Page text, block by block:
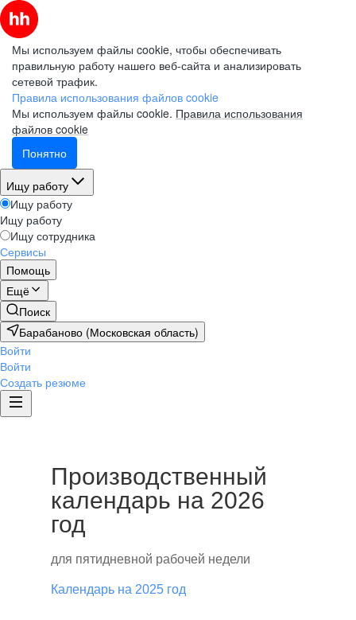
Мы используем файлы cookie, чтобы обеспечивать
правильную работу нашего веб-сайта и анализировать
сетевой трафик.
Правила использования файлов cookie
Мы используем файлы cookie. Правила использования
файлов cookie
Понятно
Ищу работу
Ищу работу
Ищу работу
Ищу сотрудника
Сервисы
Помощь
Ещё
Поиск
Барабаново (Московская область)
Войти
Войти
Создать резюме
Производственный
календарь на 2026
год
для пятидневной рабочей недели
Календарь на 2025 год